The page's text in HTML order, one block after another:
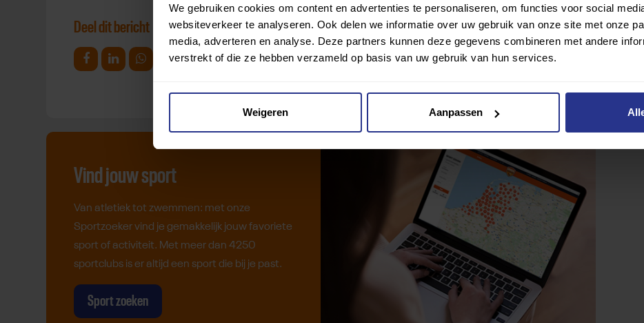
We gebruiken cookies om content en advertenties te personaliseren, om functies voor social
websiteverkeer te analyseren. Ook delen we informatie over uw gebruik van onze site met onze
media, adverteren en analyse. Deze partners kunnen deze gegevens combineren met andere
verstrekt of die ze hebben verzameld op basis van uw gebruik van hun services.
Weigeren Aanpassen
Deel dit bericht
Deel op Facebook
Deel op LinkedinDeel op Whatsapp
Mail link Kopieer link
Vind jouw sport
Van atletiek tot zwemmen: met onze
Sportzoeker vind je gemakkelijk jouw favoriete
sport of activiteit. Met meer dan 4250
sportclubs is er altijd een sport die bij je past.
Sport zoeken